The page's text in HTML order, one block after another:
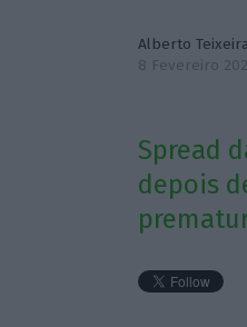
Alberto
8 Fevereiro
Spread
depois